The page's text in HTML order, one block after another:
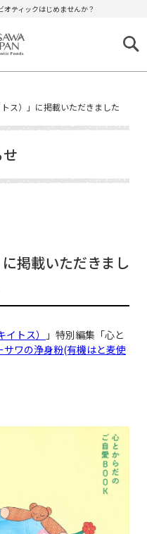
ティックはじめませんか？
トス）」に掲載いただきました
掲載いただきまし
トス）
」特別編集「心と
サワの浄身粉(有機はと麦使